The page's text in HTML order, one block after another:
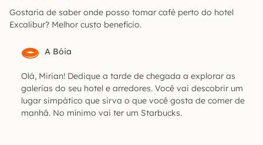
Gostaria de saber onde posso tomar café perto do hotel
Excalibur? Melhor custo benefício.
A Bóia
Olá, Mirian! Dedique a tarde de chegada a explorar as
galerias do seu hotel e arredores. Você vai descobrir um
lugar simpático que sirva o que você gosta de comer de
manhã. No mínimo vai ter um Starbucks.